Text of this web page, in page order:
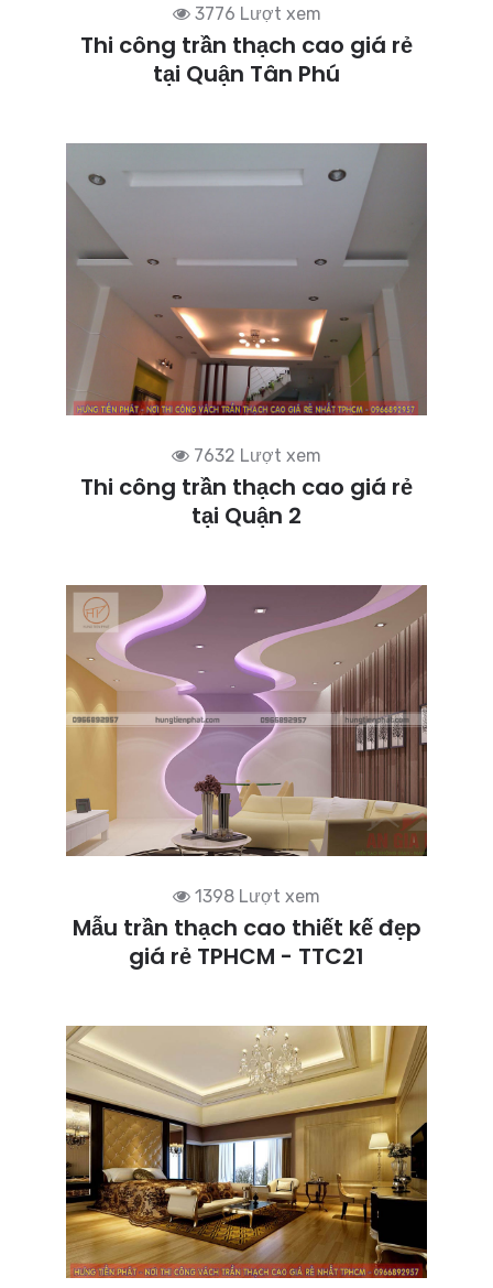
3776 Lượt xem
Thi công trần thạch cao giá rẻ
tại Quận Tân Phú
7632 Lượt xem
Thi công trần thạch cao giá rẻ
tại Quận 2
1398 Lượt xem
Mẫu trần thạch cao thiết kế đẹp
giá rẻ TPHCM - TTC21